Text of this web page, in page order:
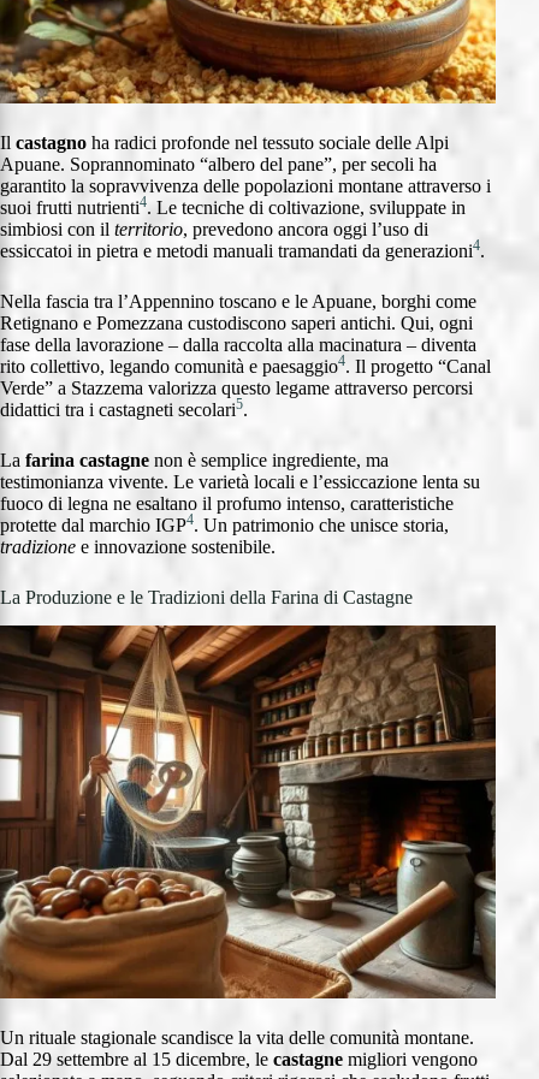
Il castagno ha radici profonde nel tessuto sociale delle Alpi
Apuane. Soprannominato “albero del pane”, per secoli ha
garantito la sopravvivenza delle popolazioni montane attraverso i
suoi frutti nutrienti4. Le tecniche di coltivazione, sviluppate in
simbiosi con il territorio, prevedono ancora oggi l’uso di
essiccatoi in pietra e metodi manuali tramandati da generazioni4.
Nella fascia tra l’Appennino toscano e le Apuane, borghi come
Retignano e Pomezzana custodiscono saperi antichi. Qui, ogni
fase della lavorazione – dalla raccolta alla macinatura – diventa
rito collettivo, legando comunità e paesaggio4. Il progetto “Canal
Verde” a Stazzema valorizza questo legame attraverso percorsi
didattici tra i castagneti secolari5.
La farina castagne non è semplice ingrediente, ma
testimonianza vivente. Le varietà locali e l’essiccazione lenta su
fuoco di legna ne esaltano il profumo intenso, caratteristiche
protette dal marchio IGP4. Un patrimonio che unisce storia,
tradizione e innovazione sostenibile.
La Produzione e le Tradizioni della Farina di Castagne
Un rituale stagionale scandisce la vita delle comunità montane.
Dal 29 settembre al 15 dicembre, le castagne migliori vengono